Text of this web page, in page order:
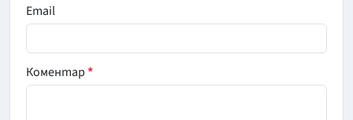
Email
Коментар*